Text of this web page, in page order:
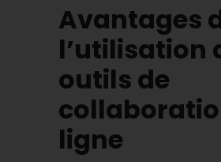
Avantages
l’utilisation
outils de
ligne